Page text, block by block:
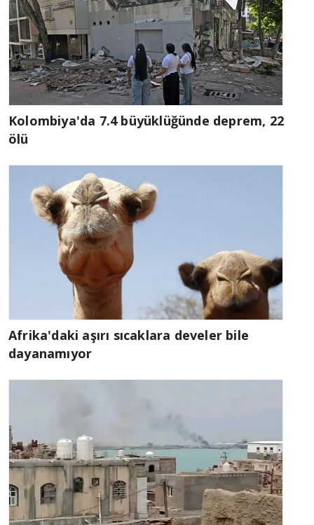
Kolombiya'da 7.4 büyüklüğünde deprem, 22
ölü
Afrika'daki aşırı sıcaklara develer bile
dayanamıyor